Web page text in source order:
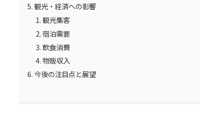
観光・経済への影響
観光集客
宿泊需要
飲食消費
物販収入
今後の注目点と展望